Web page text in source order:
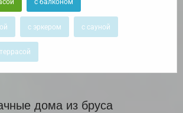
с балконом
с эркером с сауной
дома из бруса